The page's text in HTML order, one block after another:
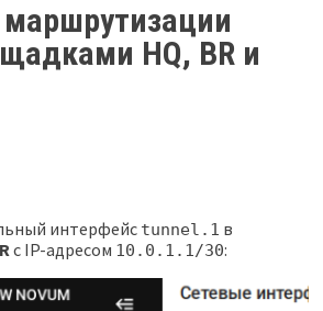
HQ, BR и
интерфейс tunnel.1 в
с IP-адресом 10.0.1.1/30: